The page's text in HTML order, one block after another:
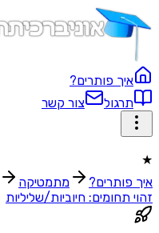
איך פותרים?
תרגול
צור קשר
★
איך פותרים?
מתמטיקה
זהוי תחומים: חיוביות/שליליות